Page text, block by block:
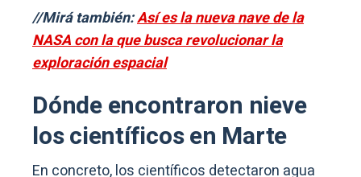
//Mirá también:Así es la nueva nave de la
NASA con la que busca revolucionar la
exploración espacial
Dónde encontraron nieve
los científicos en Marte
En concreto, los científicos detectaron agua